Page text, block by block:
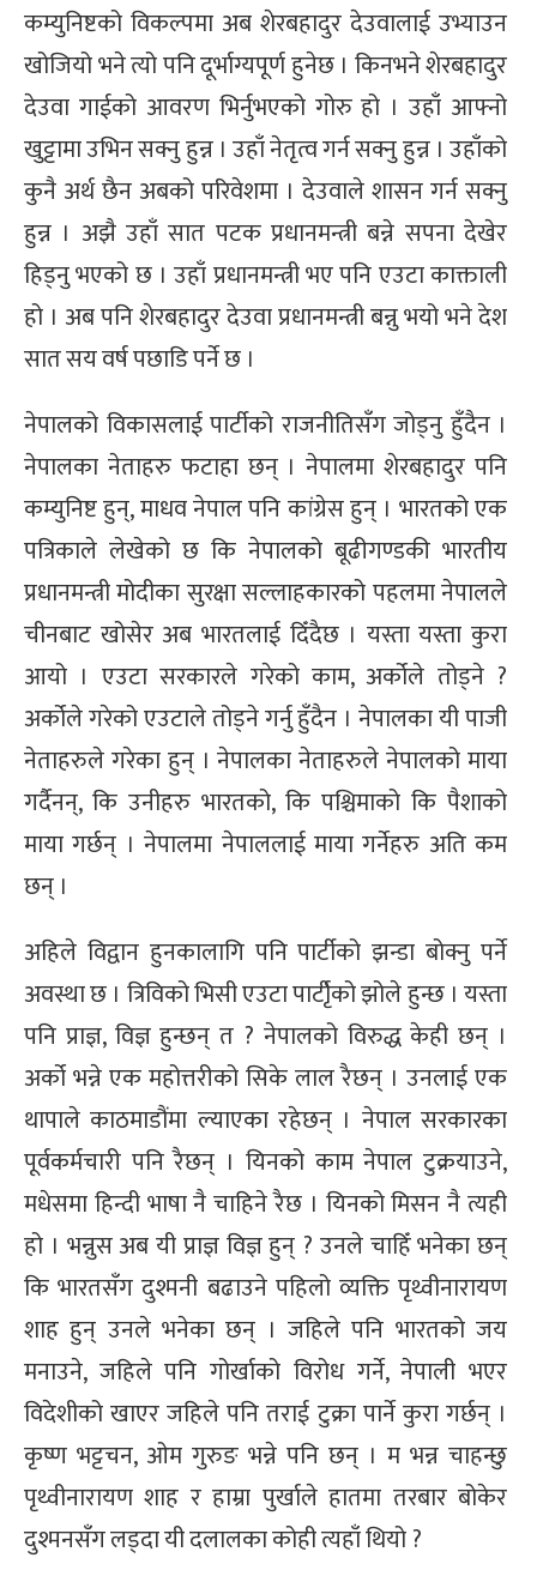
कम्युनिष्टको विकल्पमा अब शेरबहादुर देउवालाई उभ्याउन
खोजियो भने त्यो पनि दूर्भाग्यपूर्ण हुनेछ । किनभने शेरबहादुर
देउवा गाईको आवरण भिर्नुभएको गोरु हो । उहाँ आफ्नो
खुट्टामा उभिन सक्नु हुन्न । उहाँ नेतृत्व गर्न सक्नु हुन्न । उहाँको
कुनै अर्थ छैन अबको परिवेशमा । देउवाले शासन गर्न सक्नु
हुन्न । अझै उहाँ सात पटक प्रधानमन्त्री बन्ने सपना देखेर
हिड्नु भएको छ । उहाँ प्रधानमन्त्री भए पनि एउटा काक्ताली
हो । अब पनि शेरबहादुर देउवा प्रधानमन्त्री बन्नु भयो भने देश
सात सय वर्ष पछाडि पर्ने छ ।
नेपालको विकासलाई पार्टीको राजनीतिसँग जोड्नु हुँदैन ।
नेपालका नेताहरु फटाहा छन् । नेपालमा शेरबहादुर पनि
कम्युनिष्ट हुन्, माधव नेपाल पनि कांग्रेस हुन् । भारतको एक
पत्रिकाले लेखेको छ कि नेपालको बूढीगण्डकी भारतीय
प्रधानमन्त्री मोदीका सुरक्षा सल्लाहकारको पहलमा नेपालले
चीनबाट खोसेर अब भारतलाई दिँदैछ । यस्ता यस्ता कुरा
आयो । एउटा सरकारले गरेको काम, अर्कोले तोड्ने ?
अर्कोले गरेको एउटाले तोड्ने गर्नु हुँदैन । नेपालका यी पाजी
नेताहरुले गरेका हुन् । नेपालका नेताहरुले नेपालको माया
गर्दैनन्, कि उनीहरु भारतको, कि पश्चिमाको कि पैशाको
माया गर्छन् । नेपालमा नेपाललाई माया गर्नेहरु अति कम
छन् ।
अहिले विद्वान हुनकालागि पनि पार्टीको झन्डा बोक्नु पर्ने
अवस्था छ । त्रिविको भिसी एउटा पार्टीृको झोले हुन्छ । यस्ता
पनि प्राज्ञ, विज्ञ हुन्छन् त ? नेपालको विरुद्ध केही छन् ।
अर्को भन्ने एक महोत्तरीको सिके लाल रैछन् । उनलाई एक
थापाले काठमाडौंमा ल्याएका रहेछन् । नेपाल सरकारका
पूर्वकर्मचारी पनि रैछन् । यिनको काम नेपाल टुक्रयाउने,
मधेसमा हिन्दी भाषा नै चाहिने रैछ । यिनको मिसन नै त्यही
हो । भन्नुस अब यी प्राज्ञ विज्ञ हुन् ? उनले चाहिँ भनेका छन्
कि भारतसँग दुश्मनी बढाउने पहिलो व्यक्ति पृथ्वीनारायण
शाह हुन् उनले भनेका छन् । जहिले पनि भारतको जय
मनाउने, जहिले पनि गोर्खाको विरोध गर्ने, नेपाली भएर
विदेशीको खाएर जहिले पनि तराई टुक्रा पार्ने कुरा गर्छन् ।
कृष्ण भट्टचन, ओम गुरुङ भन्ने पनि छन् । म भन्न चाहन्छु
पृथ्वीनारायण शाह र हाम्रा पुर्खाले हातमा तरबार बोकेर
दुश्मनसँग लड्दा यी दलालका कोही त्यहाँ थियो ?